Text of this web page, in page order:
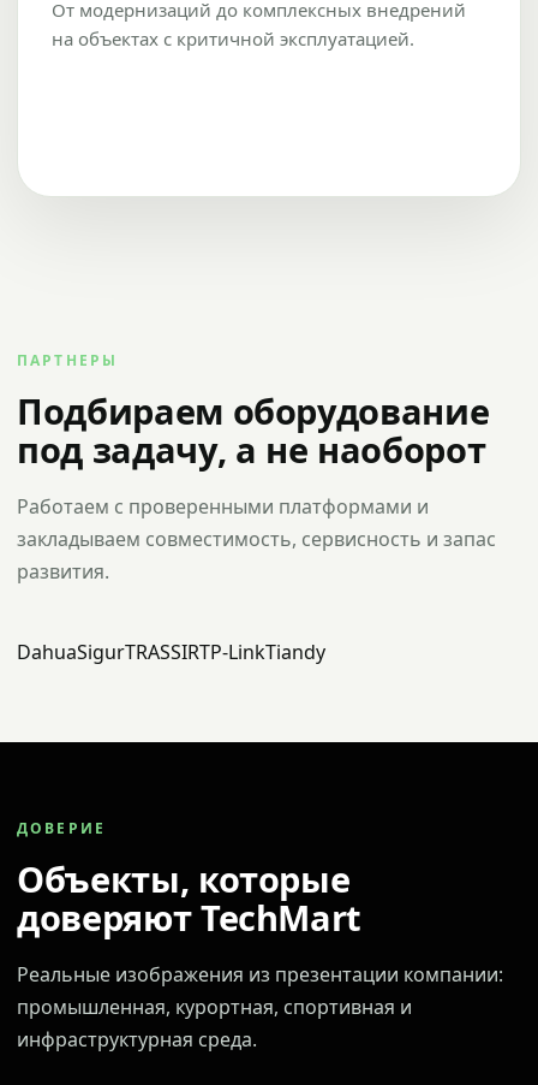
От модернизаций до комплексных внедрений
на объектах с критичной эксплуатацией.
ПАРТНЕРЫ
Подбираем оборудование
под задачу, а не наоборот
Работаем с проверенными платформами и
закладываем совместимость, сервисность и запас
развития.
DahuaSigurTRASSIRTP-LinkTiandy
ДОВЕРИЕ
Объекты, которые
доверяют TechMart
Реальные изображения из презентации компании:
промышленная, курортная, спортивная и
инфраструктурная среда.